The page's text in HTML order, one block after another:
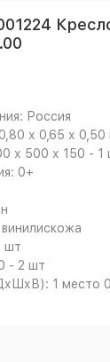
Россия
х 0,65 х 0,50
х 500 х 150 - 1
0+
шт
- 2 шт
1 место